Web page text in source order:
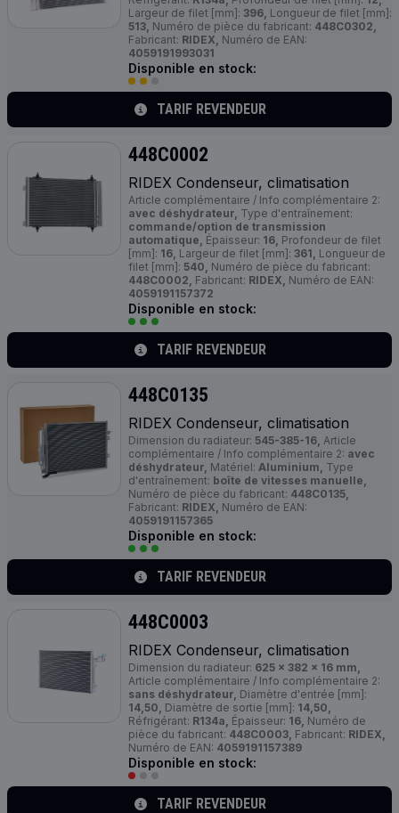
Largeur de filet [mm]: 396, Longueur de filet [mm]:
513, Numéro de pièce du fabricant: 448C0302,
Fabricant: RIDEX, Numéro de EAN:
4059191993031
Disponible en stock:
TARIF REVENDEUR
448C0002
RIDEX Condenseur, climatisation
Article complémentaire / Info complémentaire 2:
avec déshydrateur, Type d'entraînement:
commande/option de transmission
automatique, Épaisseur: 16, Profondeur de filet
[mm]: 16, Largeur de filet [mm]: 361, Longueur de
filet [mm]: 540, Numéro de pièce du fabricant:
448C0002, Fabricant: RIDEX, Numéro de EAN:
4059191157372
Disponible en stock:
TARIF REVENDEUR
448C0135
RIDEX Condenseur, climatisation
Dimension du radiateur: 545-385-16, Article
complémentaire / Info complémentaire 2: avec
déshydrateur, Matériel: Aluminium, Type
d'entraînement: boîte de vitesses manuelle,
Numéro de pièce du fabricant: 448C0135,
Fabricant: RIDEX, Numéro de EAN:
4059191157365
Disponible en stock:
TARIF REVENDEUR
448C0003
RIDEX Condenseur, climatisation
Dimension du radiateur: 625 x 382 x 16 mm,
Article complémentaire / Info complémentaire 2:
sans déshydrateur, Diamètre d'entrée [mm]:
14,50, Diamètre de sortie [mm]: 14,50,
Réfrigérant: R134a, Épaisseur: 16, Numéro de
pièce du fabricant: 448C0003, Fabricant: RIDEX,
Numéro de EAN: 4059191157389
Disponible en stock:
TARIF REVENDEUR